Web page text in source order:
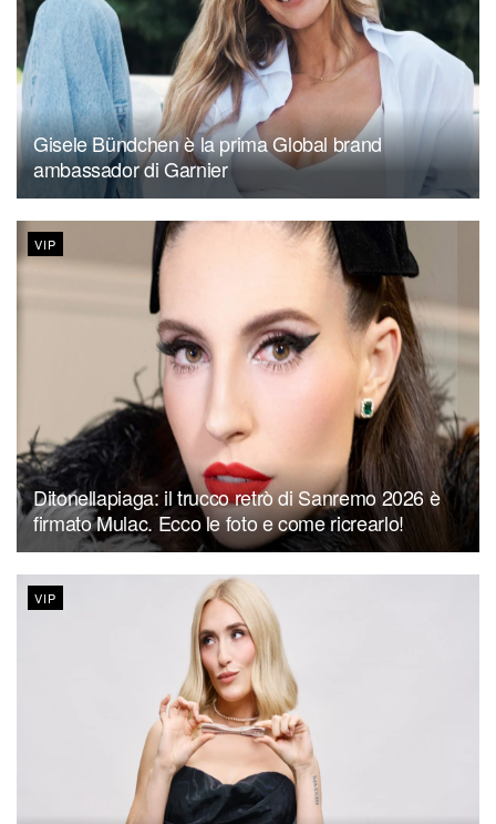
Gisele Bündchen è la prima Global brand
ambassador di Garnier
VIP
Ditonellapiaga: il trucco retrò di Sanremo 2026 è
firmato Mulac. Ecco le foto e come ricrearlo!
VIP